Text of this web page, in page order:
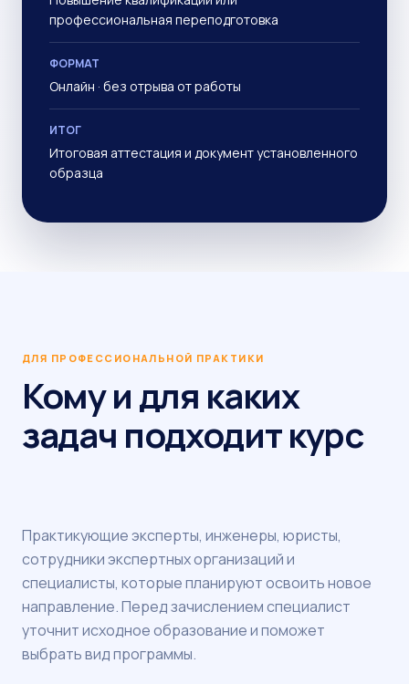
профессиональная переподготовка
ФОРМАТ
Онлайн · без отрыва от работы
ИТОГ
Итоговая аттестация и документ установленного
образца
ДЛЯ ПРОФЕССИОНАЛЬНОЙ ПРАКТИКИ
Кому и для каких
задач подходит курс
Практикующие эксперты, инженеры, юристы,
сотрудники экспертных организаций и
специалисты, которые планируют освоить новое
направление. Перед зачислением специалист
уточнит исходное образование и поможет
выбрать вид программы.